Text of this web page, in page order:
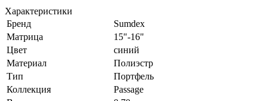
Характеристики
Бренд
Sumdex
Матрица
15"-16"
Цвет
синий
Материал
Полиэстр
Тип
Портфель
Коллекция
Passage